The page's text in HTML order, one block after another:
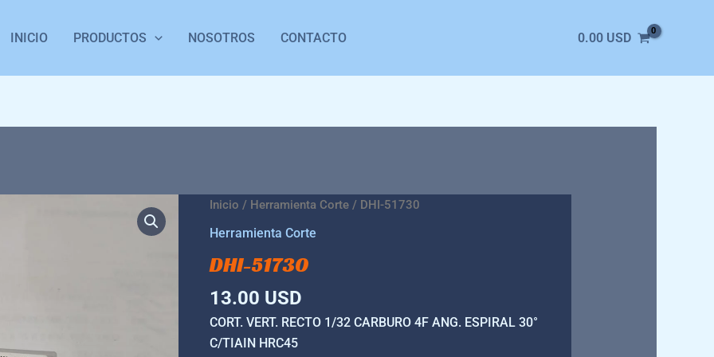
INICIO PRODUCTOS NOSOTROS CONTACTO 0.00 USD
Inicio / Herramienta Corte / DHI-51730
Herramienta Corte
DHI-51730
13.00 USD
CORT. VERT. RECTO 1/32 CARBURO 4F ANG. ESPIRAL 30°
C/TIAIN HRC45
DHI-
51730